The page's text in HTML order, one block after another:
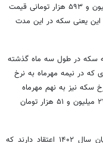
و ۲۴۹ هزار تومان است. این عدد، افزایش یک میلیون و ۵۹۳ هزار تومانی قیمت
این یعنی سکه در این مدت
سکه در طول سه ماه گذشته
طوری که در نیمه مهرماه به نرخ
سکه نیز به نهم مهرماه
مربوط می‌شود که هر قطعه سکه امامی تا قیمت ۲۷ میلیون و ۵۱ هزار تومان
فعالان بازار سکه درباره وضعیت بازار سکه تا پایان سال ۱۴۰۲ اعتقاد دارند که